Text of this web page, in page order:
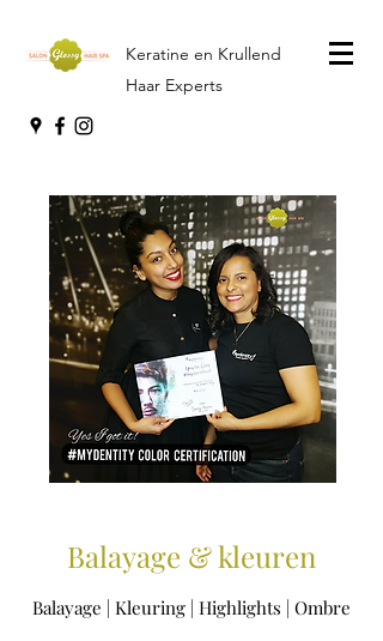
Keratine en Krullend
Haar Experts
Balayage & kleuren
Balayage | Kleuring | Highlights | Ombre